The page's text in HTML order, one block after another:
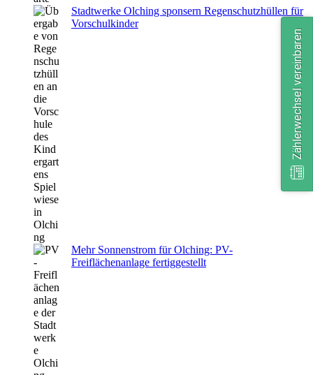
Stadtwerke Olching sponsern Regenschutzhüllen für
Vorschulkinder
Mehr Sonnenstrom für Olching: PV-
Freiflächenanlage fertiggestellt
Zählerwechsel vereinbaren